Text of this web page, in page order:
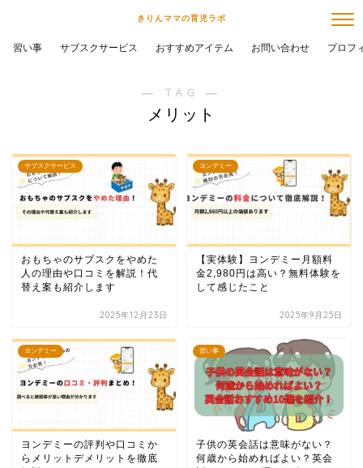
きりんママの育児ラボ
習い事 サブスクサービス おすすめアイテム お問い合わせ プロフ
― TAG ―
メリット
サブスクサービス
おもちゃのサブスクをやめた
人の理由や口コミを解説！代
替え案も紹介します
2025年12月23日
ヨンデミー
【実体験】ヨンデミー月額料
金2,980円は高い？無料体験を
して感じたこと
2025年9月25日
ヨンデミー
ヨンデミーの評判や口コミか
らメリットデメリットを徹底
習い事
子供の英会話は意味がない？
何歳から始めればよい？英会